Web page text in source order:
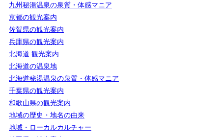
九州秘湯温泉の泉質・体感マニア
京都の観光案内
佐賀県の観光案内
兵庫県の観光案内
北海道 観光案内
北海道の温泉地
北海道秘湯温泉の泉質・体感マニア
千葉県の観光案内
和歌山県の観光案内
地域の歴史・地名の由来
地域・ローカルカルチャー